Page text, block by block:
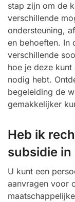
stap zijn om de
verschillende
ondersteuning,
en behoeften. In
verschillende
hoe je deze
nodig hebt.
begeleiding de
gemakkelijker
Heb ik
subsidie in
U kunt een
aanvragen voor